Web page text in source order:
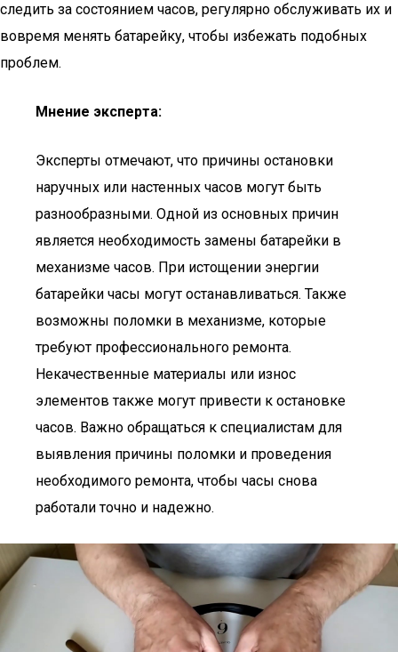
следить за состоянием часов, регулярно обслуживать их и
вовремя менять батарейку, чтобы избежать подобных
проблем.
Мнение эксперта:
Эксперты отмечают, что причины остановки
наручных или настенных часов могут быть
разнообразными. Одной из основных причин
является необходимость замены батарейки в
механизме часов. При истощении энергии
батарейки часы могут останавливаться. Также
возможны поломки в механизме, которые
требуют профессионального ремонта.
Некачественные материалы или износ
элементов также могут привести к остановке
часов. Важно обращаться к специалистам для
выявления причины поломки и проведения
необходимого ремонта, чтобы часы снова
работали точно и надежно.